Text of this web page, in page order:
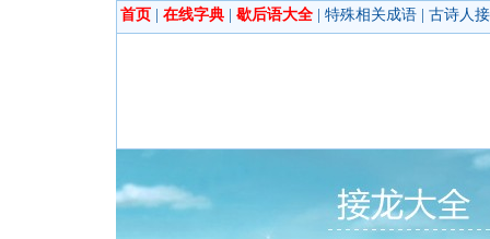
首页 在线字典 歇后语大全 特殊相关成语 古诗人